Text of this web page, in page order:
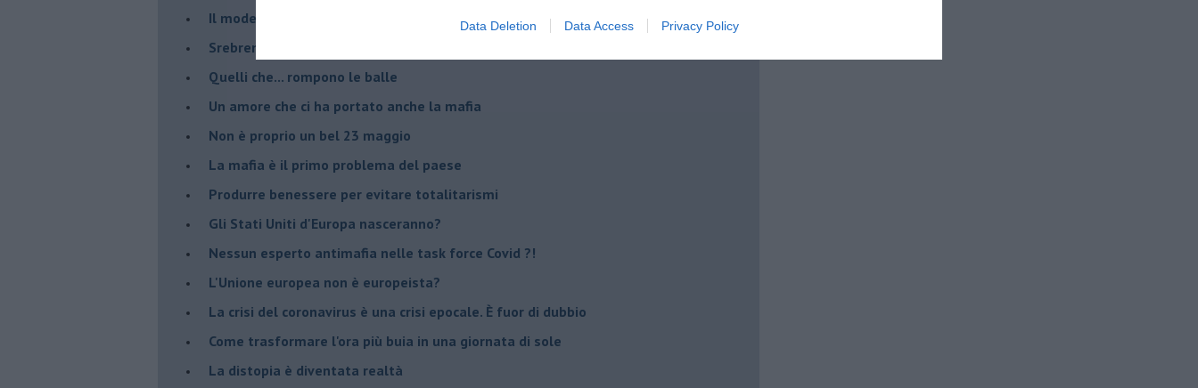
Data Deletion Data Access Privacy Policy
Il modello da seguire per gli Stati Uniti d'Europa
Srebrenica 25° anniversario
Quelli che... rompono le balle
Un amore che ci ha portato anche la mafia
Non è proprio un bel 23 maggio
La mafia è il primo problema del paese
Produrre benessere per evitare totalitarismi
Gli Stati Uniti d'Europa nasceranno?
Nessun esperto antimafia nelle task force Covid ?!
L'Unione europea non è europeista?
La crisi del coronavirus è una crisi epocale. È fuor di dubbio
Come trasformare l'ora più buia in una giornata di sole
​La distopia è diventata realtà